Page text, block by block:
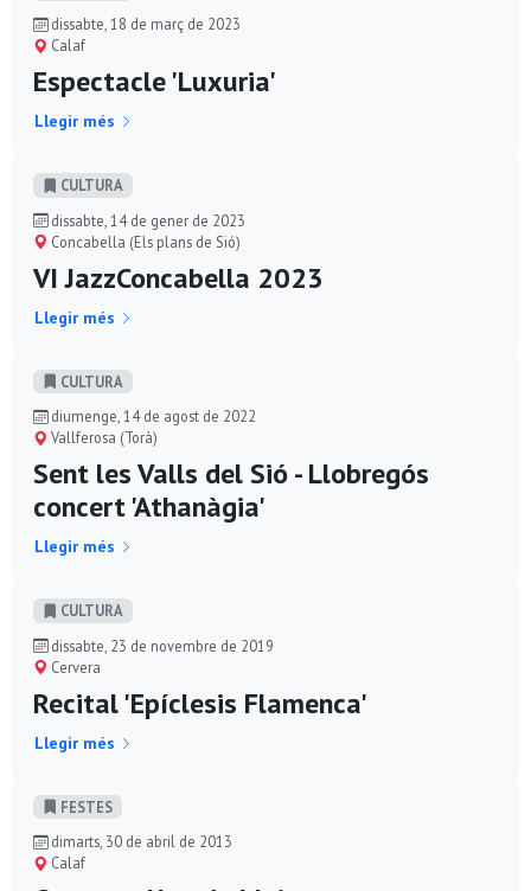
dissabte, 18 de març de 2023
Calaf
Espectacle 'Luxuria'
Llegir més
CULTURA
dissabte, 14 de gener de 2023
Concabella (Els plans de Sió)
VI JazzConcabella 2023
Llegir més
CULTURA
diumenge, 14 de agost de 2022
Vallferosa (Torà)
Sent les Valls del Sió - Llobregós
concert 'Athanàgia'
Llegir més
CULTURA
dissabte, 23 de novembre de 2019
Cervera
Recital 'Epíclesis Flamenca'
Llegir més
FESTES
dimarts, 30 de abril de 2013
Calaf